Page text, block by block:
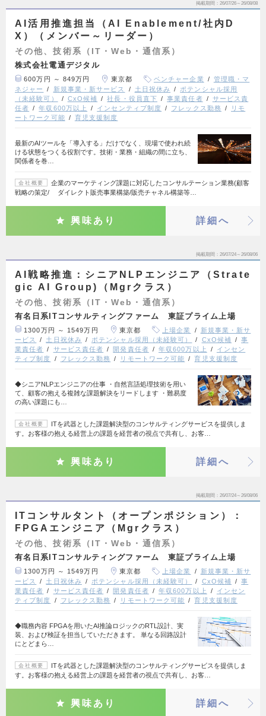
掲載期間 26/07/26～26/08/08
AI活用推進担当（AI Enablement/社内D
X）（メンバー～リーダー）
その他、技術系（IT・Web・通信系）
株式会社電通デジタル
600万円 ～ 849万円 東京都 ベンチャー企業
管理職・マ
ネジャー
新規事業・新サービス 土日祝休み
ポテンシャル採用
（未経験可）
CxO候補 社長・役員直下 事業責任者
サービス責
任者
年収600万以上 インセンティブ制度 フレックス勤務
リモ
ートワーク可能
育児支援制度
最新のAIツールを「導入する」だけでなく、現場で使われ続
ける状態をつくる役割です。技術・業務・組織の間に立ち、
関係者を巻…
会社概要
企業のマーケティング課題に対応したコンサルテーション業務(顧客
戦略の策定/ ダイレクト販売事業構築/販売チャネル構築等…
興味あり 詳細へ
掲載期間 26/07/24～26/08/06
AI戦略推進：シニアNLPエンジニア（Strate
gic AI Group)（Mgrクラス）
その他、技術系（IT・Web・通信系）
有名日系ITコンサルティングファーム 東証プライム上場
1300万円 ～ 1549万円 東京都 上場企業
新規事業・新サ
ービス
土日祝休み ポテンシャル採用（未経験可） CxO候補
事
業責任者
サービス責任者 開発責任者 年収600万以上
インセン
ティブ制度
フレックス勤務 リモートワーク可能 育児支援制度
◆シニアNLPエンジニアの仕事 ・自然言語処理技術を用い
て、顧客の抱える複雑な課題解決をリードします ・難易度
の高い課題にも…
会社概要
ITを武器とした課題解決型のコンサルティングサービスを提供しま
す。お客様の抱える経営上の課題を経営者の視点で共有し、お客…
興味あり 詳細へ
掲載期間 26/07/24～26/08/06
ITコンサルタント（オープンポジション）：
FPGAエンジニア（Mgrクラス）
その他、技術系（IT・Web・通信系）
有名日系ITコンサルティングファーム 東証プライム上場
1300万円 ～ 1549万円 東京都 上場企業
新規事業・新サ
ービス
土日祝休み ポテンシャル採用（未経験可） CxO候補
事
業責任者
サービス責任者 開発責任者 年収600万以上
インセン
ティブ制度
フレックス勤務 リモートワーク可能 育児支援制度
◆職務内容 FPGAを用いたAI推論ロジックのRTL設計、実
装、および検証を担当していただきます。 単なる回路設計
にとどまら…
会社概要
ITを武器とした課題解決型のコンサルティングサービスを提供しま
す。お客様の抱える経営上の課題を経営者の視点で共有し、お客…
興味あり 詳細へ